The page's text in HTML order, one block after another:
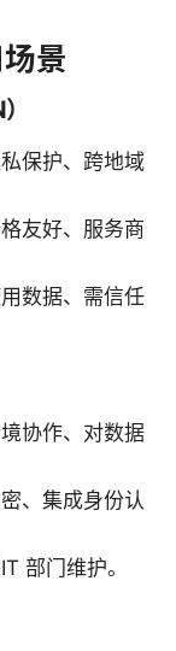
景
保护、跨地域
友好、服务商
数据、需信任
协作、对数据
、集成身份认
部门维护。